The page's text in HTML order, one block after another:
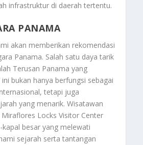
infrastruktur di daerah tertentu.
PANAMA
akan memberikan rekomendasi
Panama. Salah satu daya tarik
Terusan Panama yang
bukan hanya berfungsi sebagai
tetapi juga
yang menarik. Wisatawan
Locks Visitor Center
besar yang melewati
sejarah serta tantangan